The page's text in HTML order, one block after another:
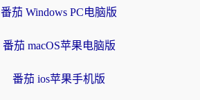
番茄 Windows PC电脑版
番茄 macOS苹果电脑版
番茄 ios苹果手机版